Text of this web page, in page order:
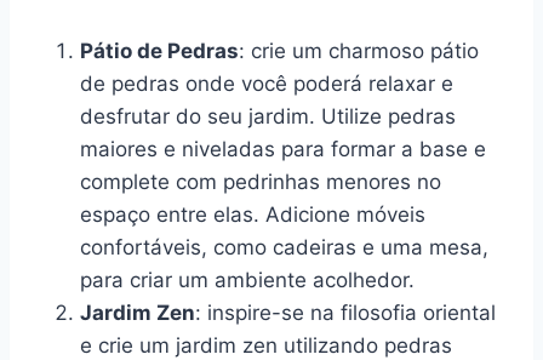
Pátio de Pedras: crie um charmoso pátio
de pedras onde você poderá relaxar e
desfrutar do seu jardim. Utilize pedras
maiores e niveladas para formar a base e
complete com pedrinhas menores no
espaço entre elas. Adicione móveis
confortáveis, como cadeiras e uma mesa,
para criar um ambiente acolhedor.
Jardim Zen: inspire-se na filosofia oriental
e crie um jardim zen utilizando pedras